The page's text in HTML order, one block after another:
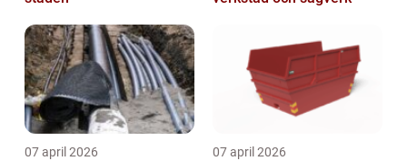
07 april 2026 07 april 2026